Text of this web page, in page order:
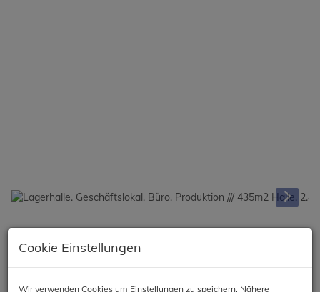
Geschäftslokal. Lagerhalle. Büro. Produktionsareal /// Zubau
Cookie Einstellungen
Wir verwenden Cookies um Einstellungen zu speichern. Nähere